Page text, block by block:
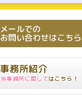
メールでの
お問い合わせはこちら
事務所紹介
当事務所に関してはこちら！